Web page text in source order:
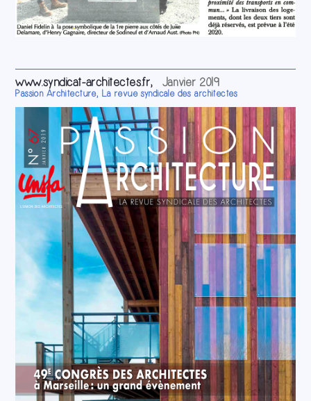
www.syndicat-architectes.fr, Janvier 2019
Passion Architecture, La revue syndicale des architectes